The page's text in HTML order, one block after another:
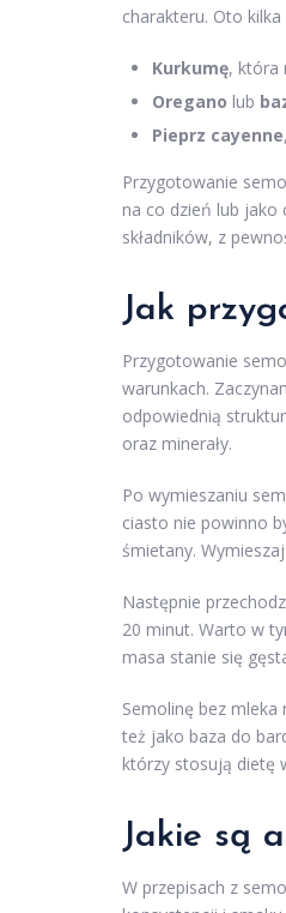
charakteru. Oto
Kurkumę, która
Oregano lub
Pieprz cayenne
Przygotowanie
na co dzień lub jako
składników, z
Jak
Przygotowanie
warunkach.
odpowiednią
oraz minerały.
Po wymieszaniu
ciasto nie powinno
śmietany.
Następnie
20 minut. Warto w
masa stanie się
Semolinę bez
też jako baza do
którzy stosują dietę
Jakie są
W przepisach z